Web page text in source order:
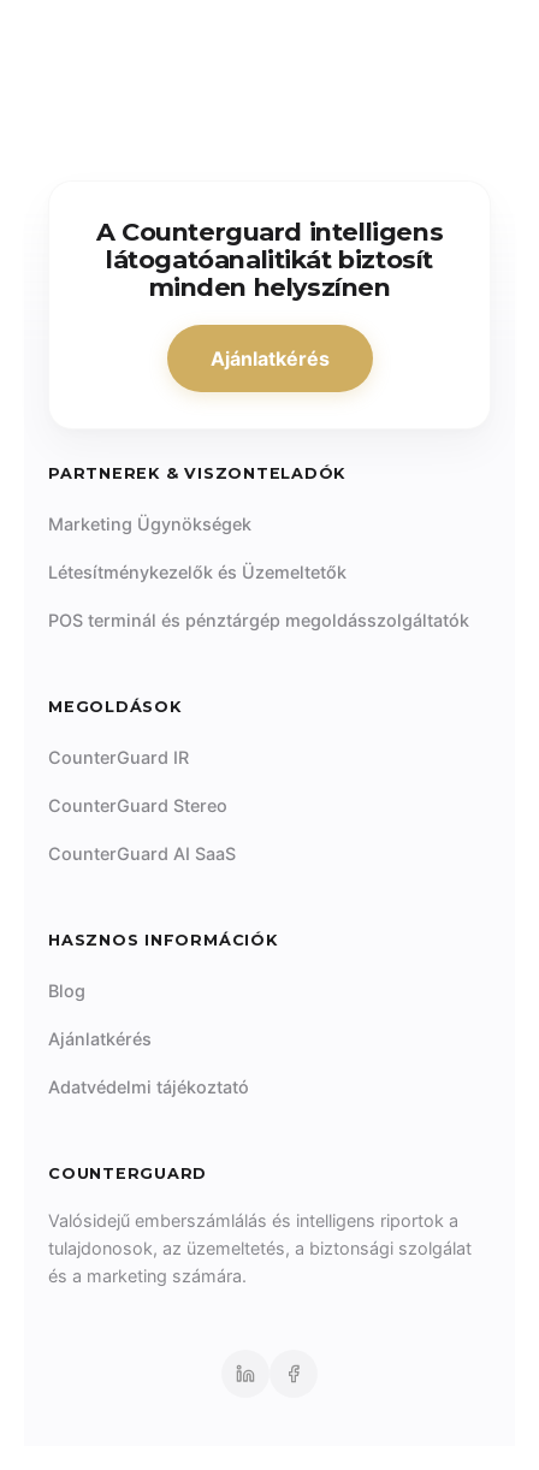
A Counterguard intelligens
látogatóanalitikát biztosít
minden helyszínen
Ajánlatkérés
PARTNEREK & VISZONTELADÓK
Marketing Ügynökségek
Létesítménykezelők és Üzemeltetők
POS terminál és pénztárgép megoldásszolgáltatók
MEGOLDÁSOK
CounterGuard IR
CounterGuard Stereo
CounterGuard AI SaaS
HASZNOS INFORMÁCIÓK
Blog
Ajánlatkérés
Adatvédelmi tájékoztató
COUNTERGUARD
Valósidejű emberszámlálás és intelligens riportok a
tulajdonosok, az üzemeltetés, a biztonsági szolgálat
és a marketing számára.